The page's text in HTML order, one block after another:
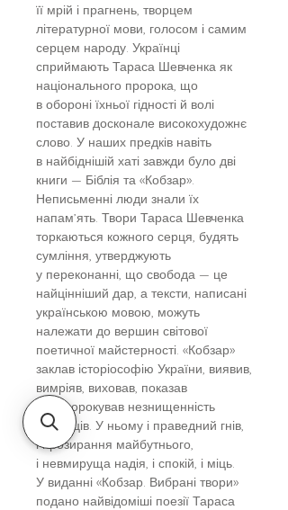
її мрій і прагнень, творцем
літературної мови, голосом і самим
серцем народу. Українці
сприймають Тараса Шевченка як
національного пророка, що
в обороні їхньої гідності й волі
поставив досконале високохудожнє
слово. У наших предків навіть
в найбіднішій хаті завжди було дві
книги — Біблія та «Кобзар».
Неписьменні люди знали їх
напам’ять. Твори Тараса Шевченка
торкаються кожного серця, будять
сумління, утверджують
у переконанні, що свобода — це
найцінніший дар, а тексти, написані
українською мовою, можуть
належати до вершин світової
поетичної майстерності. «Кобзар»
заклав історіософію України, виявив,
вимріяв, виховав, показав
і напророкував незнищенність
українців. У ньому і праведний гнів,
і прозирання майбутнього,
і невмируща надія, і спокій, і міць.
У виданні «Кобзар. Вибрані твори»
подано найвідоміші поезії Тараса